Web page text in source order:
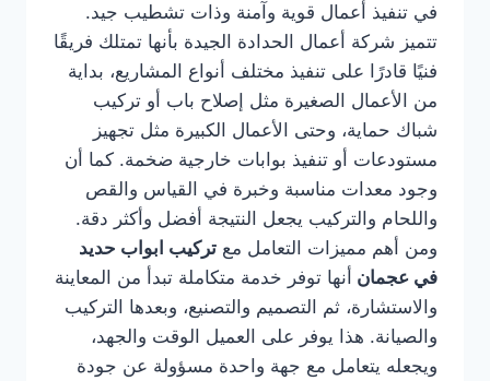
في تنفيذ أعمال قوية وآمنة وذات تشطيب جيد.
تتميز شركة أعمال الحدادة الجيدة بأنها تمتلك فريقًا
فنيًا قادرًا على تنفيذ مختلف أنواع المشاريع، بداية
من الأعمال الصغيرة مثل إصلاح باب أو تركيب
شباك حماية، وحتى الأعمال الكبيرة مثل تجهيز
مستودعات أو تنفيذ بوابات خارجية ضخمة. كما أن
وجود معدات مناسبة وخبرة في القياس والقص
واللحام والتركيب يجعل النتيجة أفضل وأكثر دقة.
ومن أهم مميزات التعامل مع تركيب ابواب حديد
في عجمان أنها توفر خدمة متكاملة تبدأ من المعاينة
والاستشارة، ثم التصميم والتصنيع، وبعدها التركيب
والصيانة. هذا يوفر على العميل الوقت والجهد،
ويجعله يتعامل مع جهة واحدة مسؤولة عن جودة